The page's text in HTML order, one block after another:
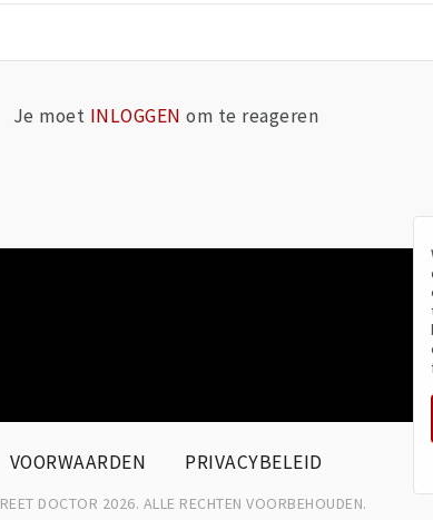
Je moet INLOGGEN om te reageren
VOORWAARDEN PRIVACYBELEID
DOCTOR 2026. ALLE RECHTEN VOORBEHOUDEN.